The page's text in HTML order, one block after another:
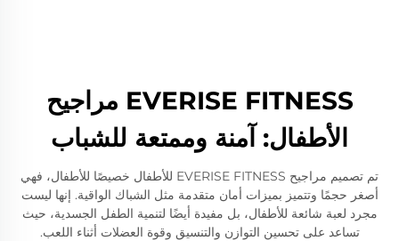
EVERISE FITNESS مراجيح
الأطفال: آمنة وممتعة للشباب
تم تصميم مراجيح EVERISE FITNESS للأطفال خصيصًا للأطفال، فهي
أصغر حجمًا وتتميز بميزات أمان متقدمة مثل الشباك الواقية. إنها ليست
مجرد لعبة شائعة للأطفال، بل مفيدة أيضًا لتنمية الطفل الجسدية، حيث
تساعد على تحسين التوازن والتنسيق وقوة العضلات أثناء اللعب.